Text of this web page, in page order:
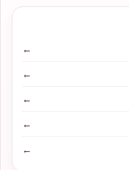
←
←
←
←
←